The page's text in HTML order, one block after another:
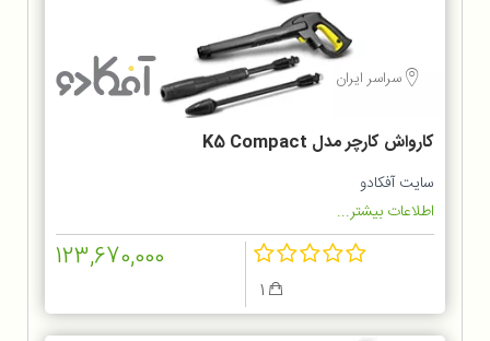
سراسر ایران
کارواش کارچر مدل K5 Compact
سایت آفکادو
اطلاعات بیشتر...
123,670,000